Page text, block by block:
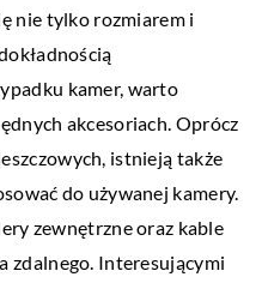
nie tylko rozmiarem i
kamer, warto
akcesoriach. Oprócz
istnieją także
do używanej kamery.
zewnętrzne oraz kable
zdalnego. Interesującymi